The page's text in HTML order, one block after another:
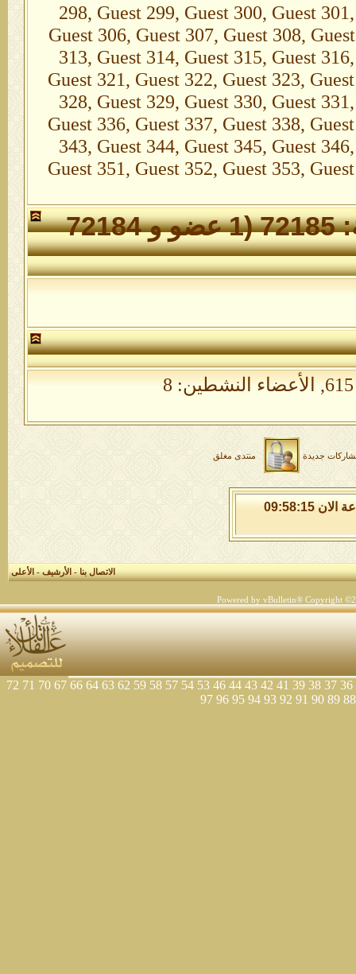
298, Guest 299, Guest 300, Guest
Guest 306, Guest 307, Guest 308,
313, Guest 314, Guest 315, Guest
Guest 321, Guest 322, Guest 323,
328, Guest 329, Guest 330, Guest
Guest 336, Guest 337, Guest 338,
343, Guest 344, Guest 345, Guest
Guest 351, Guest 352, Guest 353,
الأعضاء الذين تواجدوا خلال 24 ساعة: 72185 (1 عضو و 72184
الأعضاء النشطين: 8
جديدة منتدى مغلق
الاثنين 10 من اغسطس 2026 , الساعة الان 09:58:16
الاتصال بنا-الأرشيف-الأعلى
Powered by vBulletin® Copyright
36
37
38
39
41
42
43
44
46
53
54
57
58
59
62
63
64
66
67
70
71
72
88
89
90
91
92
93
94
95
96
97